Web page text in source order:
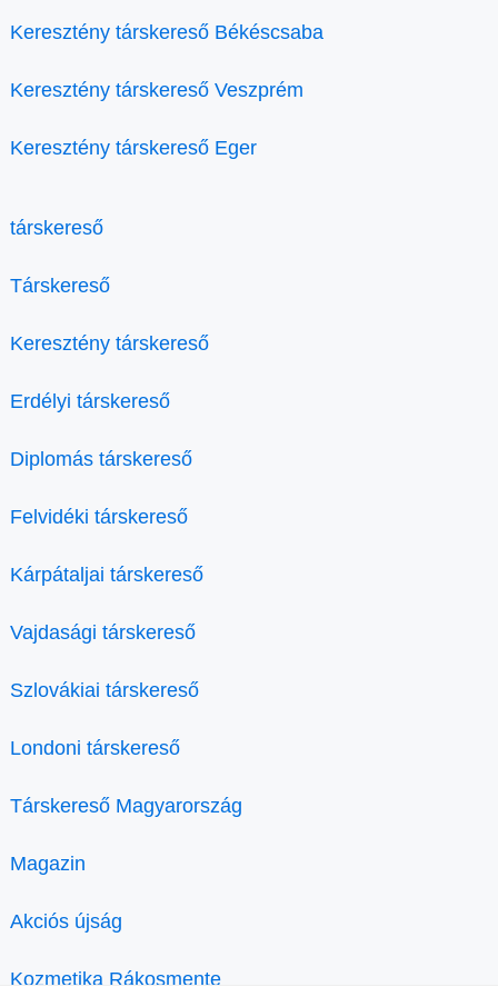
Keresztény társkereső Békéscsaba
Keresztény társkereső Veszprém
Keresztény társkereső Eger
társkereső
Társkereső
Keresztény társkereső
Erdélyi társkereső
Diplomás társkereső
Felvidéki társkereső
Kárpátaljai társkereső
Vajdasági társkereső
Szlovákiai társkereső
Londoni társkereső
Társkereső Magyarország
Magazin
Akciós újság
Kozmetika Rákosmente